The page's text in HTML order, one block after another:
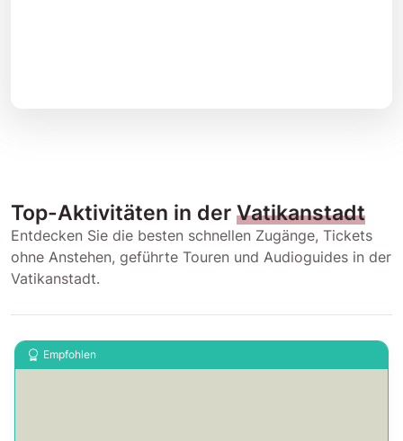
Top-Aktivitäten in der Vatikanstadt
Entdecken Sie die besten schnellen Zugänge, Tickets
ohne Anstehen, geführte Touren und Audioguides in der
Vatikanstadt.
Empfohlen